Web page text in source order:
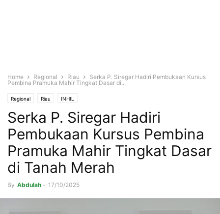
Home Regional Riau
Serka P. Siregar Hadiri Pembukaan Kursus
Pembina Pramuka Mahir Tingkat Dasar di...
Regional Riau INHIL
Serka P. Siregar Hadiri
Pembukaan Kursus Pembina
Pramuka Mahir Tingkat Dasar
di Tanah Merah
By Abdulah - 17/10/2025